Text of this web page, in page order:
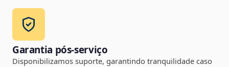
Garantia pós-serviço
Disponibilizamos suporte, garantindo tranquilidade caso